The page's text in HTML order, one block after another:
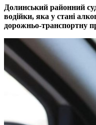
Долинський районний
водійки, яка у стані
дорожньо-транспортну